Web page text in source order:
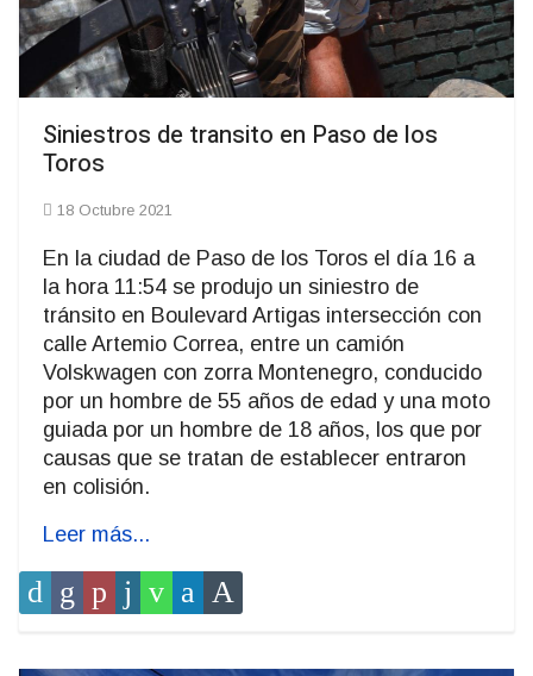
Siniestros de transito en Paso de los
Toros
18 Octubre 2021
En la ciudad de Paso de los Toros el día 16 a
la hora 11:54 se produjo un siniestro de
tránsito en Boulevard Artigas intersección con
calle Artemio Correa, entre un camión
Volskwagen con zorra Montenegro, conducido
por un hombre de 55 años de edad y una moto
guiada por un hombre de 18 años, los que por
causas que se tratan de establecer entraron
en colisión.
Leer más...